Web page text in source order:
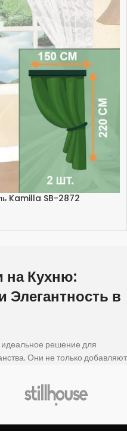
Kamilla SB-2872
на Кухню:
Элегантность в
идеальное решение для
Они не только добавляют
сохранить кухню
текстильные изделия
гармонию между эстетикой и